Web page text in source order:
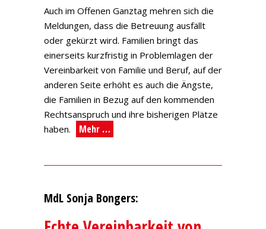
Auch im Offenen Ganztag mehren sich die
Meldungen, dass die Betreuung ausfällt
oder gekürzt wird. Familien bringt das
einerseits kurzfristig in Problemlagen der
Vereinbarkeit von Familie und Beruf, auf der
anderen Seite erhöht es auch die Ängste,
die Familien in Bezug auf den kommenden
Rechtsanspruch und ihre bisherigen Plätze
haben.
Mehr …
MdL Sonja Bongers: